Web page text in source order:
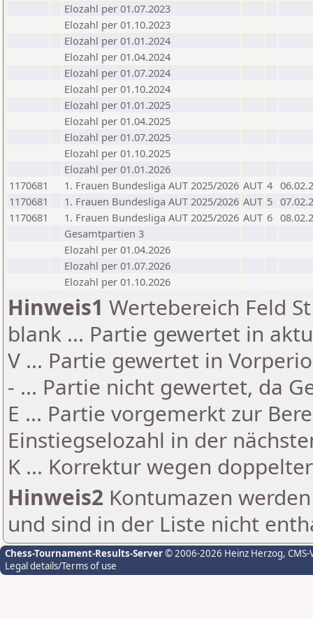
Elozahl per 01.07.2023
Elozahl per 01.10.2023
Elozahl per 01.01.2024
Elozahl per 01.04.2024
Elozahl per 01.07.2024
Elozahl per 01.10.2024
Elozahl per 01.01.2025
Elozahl per 01.04.2025
Elozahl per 01.07.2025
Elozahl per 01.10.2025
Elozahl per 01.01.2026
1170681
1. Frauen Bundesliga AUT 2025/2026 AUT 4
1170681
1. Frauen Bundesliga AUT 2025/2026 AUT 5
1170681
1. Frauen Bundesliga AUT 2025/2026 AUT 6
Gesamtpartien 3
Elozahl per 01.04.2026
Elozahl per 01.07.2026
Elozahl per 01.10.2026
Hinweis1 Wertebereich Feld
blank ... Partie gewertet in
V ... Partie gewertet in
- ... Partie nicht gewertet, da
E ... Partie vorgemerkt zur
Einstiegselozahl in der
K ... Korrektur wegen
Hinweis2 Kontumazen
und sind in der Liste nicht
Chess-Tournament-Results-Server© 2006-2026 Heinz Herzog,
Legal details/Terms of use